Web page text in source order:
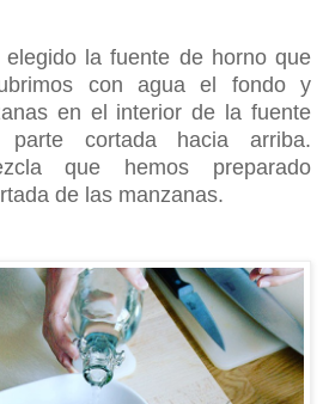
la fuente de horno que
con agua el fondo y
en el interior de la fuente
cortada hacia arriba.
que hemos preparado
de las manzanas.